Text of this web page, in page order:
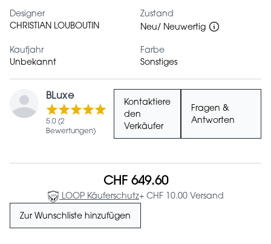
Designer
CHRISTIAN LOUBOUTIN
Zustand
Neu/ Neuwertig
Kaufjahr
Unbekannt
Farbe
Sonstiges
BLuxe
5.0 (2
Bewertungen)
Kontaktiere
den
Verkäufer
Fragen &
Antworten
CHF 649.60
LOOP Käuferschutz+ CHF 10.00 Versand
Zur Wunschliste hinzufügen